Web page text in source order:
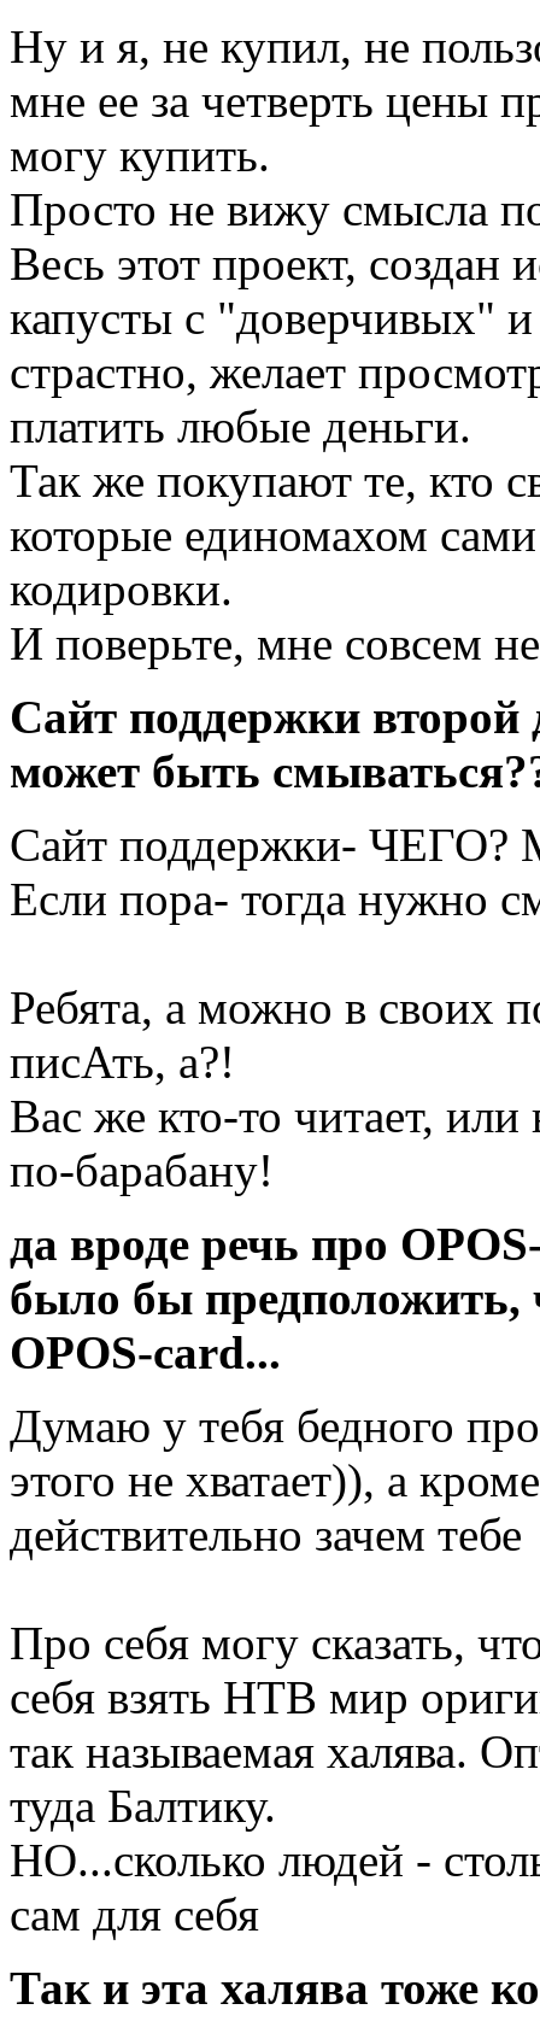
Ну и я, не купил, не
мне ее за четверть цены
могу купить.
Просто не вижу смысла
Весь этот проект, создан
капусты с "доверчивых"
страстно, желает
платить любые деньги.
Так же покупают те, кто
которые единомахом
кодировки.
И поверьте, мне совсем
Cайт поддержки
может быть
Сайт поддержки- ЧЕГО?
Если пора- тогда нужно
Ребята, а можно в
писАть, а?!
Вас же кто-то читает,
по-барабану!
да вроде речь про
было бы предположить,
OPOS-card...
Думаю у тебя бедного
этого не хватает)), а
действительно зачем тебе
Про себя могу сказать,
себя взять НТВ мир
так называемая халява.
туда Балтику.
НО...сколько людей -
сам для себя
Так и эта халява тоже